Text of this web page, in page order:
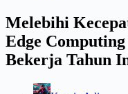
Melebihi
Edge
Bekerja Tahun